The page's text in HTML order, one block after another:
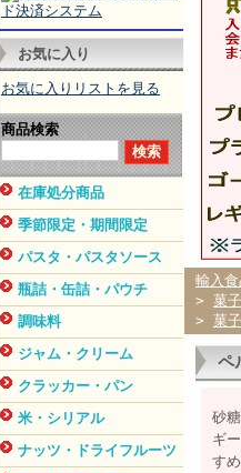
お気に入り
お気に入りリストを見る
商品検索
在庫処分商品
季節限定・期間限定
パスタ・パスタソース
瓶詰・缶詰・パウチ
調味料
ジャム・クリーム
クラッカー・パン
米・シリアル
ナッツ・ドライフルーツ
輸入
> 菓子
> 菓子
ペ
砂
ギ
す